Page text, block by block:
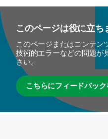
このページは役に立ち
このページまたはコンテン
技術的エラーなどの問題が
さい。
こちらにフィードバッ